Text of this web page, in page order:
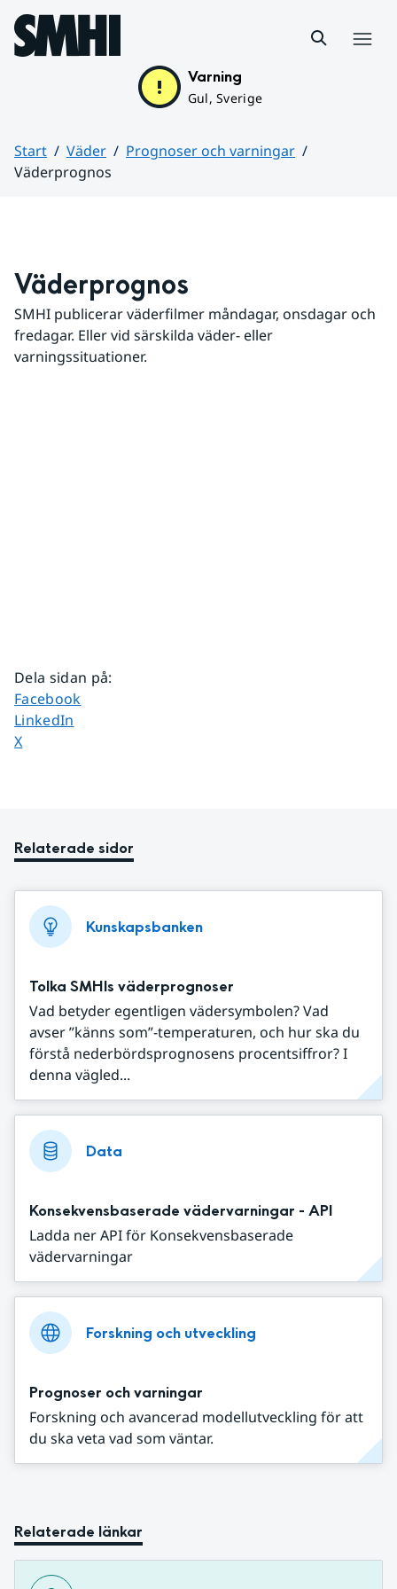
Hoppa till sidans innehåll
Varning
Gul, Sverige
Start Väder
Prognoser och varningar
Väderprognos
Väderprognos
SMHI publicerar väderfilmer måndagar, onsdagar och
fredagar. Eller vid särskilda väder- eller
varningssituationer.
Dela sidan på:
Dela sidan på
Facebook
Dela sidan på
LinkedIn
Dela sidan på
X
Relaterade sidor
Kunskapsbanken
Tolka SMHIs väderprognoser
Vad betyder egentligen vädersymbolen? Vad
avser ”känns som”-temperaturen, och hur ska du
förstå nederbördsprognosens procentsiffror? I
denna vägled...
Data
Konsekvensbaserade vädervarningar - API
Ladda ner API för Konsekvensbaserade
vädervarningar
Forskning och utveckling
Prognoser och varningar
Forskning och avancerad modellutveckling för att
du ska veta vad som väntar.
Relaterade länkar